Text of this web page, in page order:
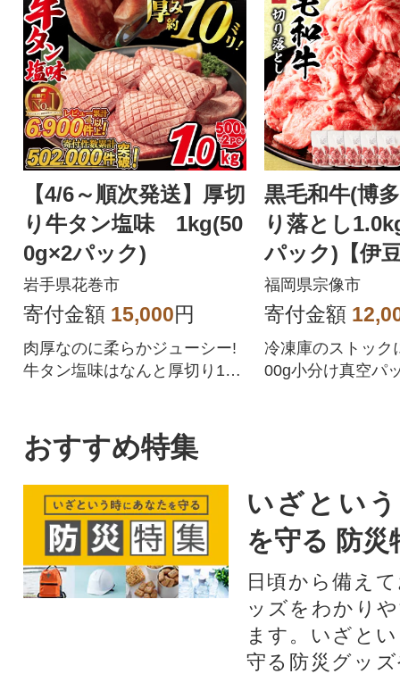
品の発送通知メールをお送り
できません★
【4/6～順次発送】厚切
り牛タン塩味 1kg(50
0g×2パック)
岩手県花巻市
寄付金額 15,000円
肉厚なのに柔らかジューシー!
牛タン塩味はなんと厚切り10
黒毛和牛(博
り落とし
パック)【伊
店】_HA1511
福岡県宗像市
寄付金額
冷凍庫のストック
00g小分け真空パ
おすすめ特集
いざとい
を守る 防災
日頃から備え
ッズをわかり
ます。いざと
守る防災グッ